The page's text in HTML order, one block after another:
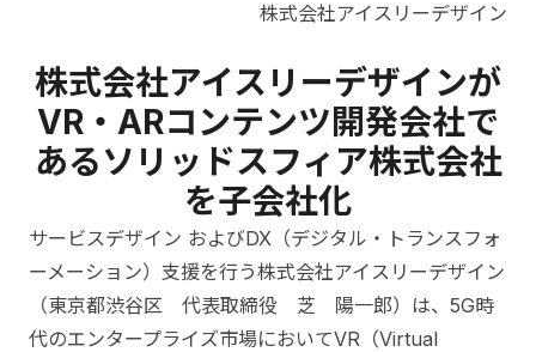
株式会社アイスリーデザイン
株式会社アイスリーデザインが
VR・ARコンテンツ開発会社で
あるソリッドスフィア株式会社
を子会社化
サービスデザイン およびDX（デジタル・トランスフォ
ーメーション）支援を行う株式会社アイスリーデザイン
（東京都渋谷区 代表取締役 芝 陽一郎）は、5G時
代のエンタープライズ市場においてVR（Virtual